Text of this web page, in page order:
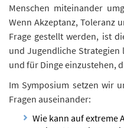
Menschen miteinander
Wenn Akzeptanz, Toleranz
Frage gestellt werden, ist
und Jugendliche
und für Dinge einzustehen,
Im Symposium setzen wir
Fragen auseinander:
Wie kann auf extreme